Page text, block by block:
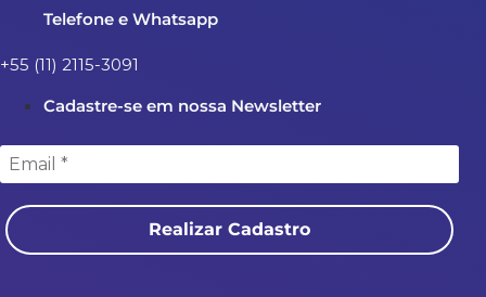
Telefone e Whatsapp
+55 (11) 2115-3091
Cadastre-se em nossa Newsletter
Realizar Cadastro